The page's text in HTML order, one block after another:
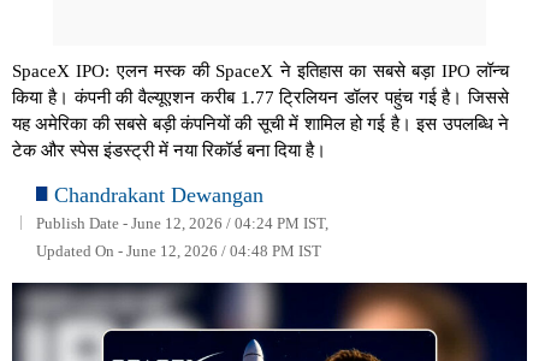
SpaceX IPO: एलन मस्क की SpaceX ने इतिहास का सबसे बड़ा IPO लॉन्च
किया है। कंपनी की वैल्यूएशन करीब 1.77 ट्रिलियन डॉलर पहुंच गई है। जिससे
यह अमेरिका की सबसे बड़ी कंपनियों की सूची में शामिल हो गई है। इस उपलब्धि ने
टेक और स्पेस इंडस्ट्री में नया रिकॉर्ड बना दिया है।
Chandrakant Dewangan
Publish Date - June 12, 2026 / 04:24 PM IST,
Updated On - June 12, 2026 / 04:48 PM IST